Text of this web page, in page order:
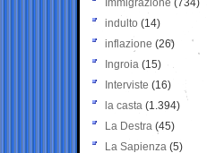
Immigrazione (734)
indulto (14)
inflazione (26)
Ingroia (15)
Interviste (16)
la casta (1.394)
La Destra (45)
La Sapienza (5)